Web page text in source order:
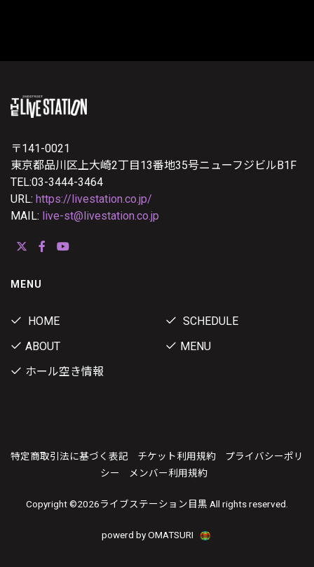
〒141-0021
東京都品川区上大崎2丁目13番地35号ニューフジビルB1F
TEL:03-3444-3464
URL: https://livestation.co.jp/
MAIL: live-st@livestation.co.jp
MENU
HOME
SCHEDULE
ABOUT
MENU
ホール空き情報
特定商取引法に基づく表記 チケット利用規約
プライバシーポリ
シー
メンバー利用規約
Copyright ©2026ライブステーション目黒 All rights reserved.
powerd by OMATSURI